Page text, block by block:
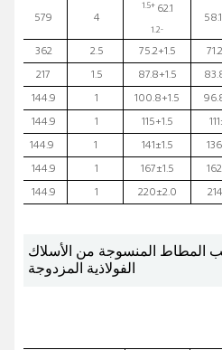
62.1
+1.5
-1.2
4
579
75.2+1.5
2.5
362
87.8+1.5
1.5
217
100.8+1.5
1
144.9
115+1.5
1
144.9
141±1.5
1
144.9
167±1.5
1
144.9
220±2.0
1
144.9
المطاط المنسوجة من الأسلاك
الفولاذية المزدوجة